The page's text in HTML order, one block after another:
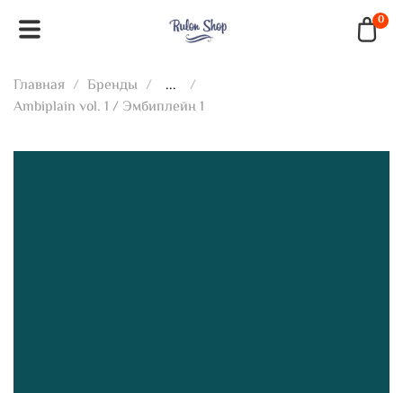
0
Главная Бренды
...
Ambiplain vol. 1 / Эмбиплейн 1